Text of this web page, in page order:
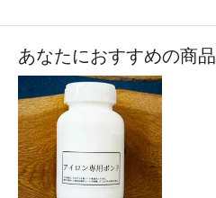
あなたにおすすめの商品